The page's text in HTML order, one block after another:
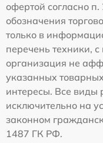
офертой согласно
обозначения
только в
перечень техники,
организация не
указанных
интересы. Все виды
исключительно на
законном
1487 ГК РФ.